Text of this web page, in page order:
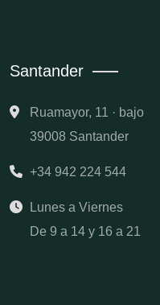
Santander
Ruamayor, 11 · bajo
39008 Santander
+34 942 224 544
Lunes a Viernes
De 9 a 14 y 16 a 21